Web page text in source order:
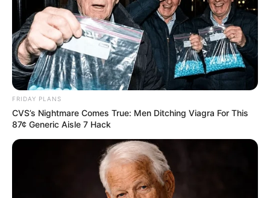
FRIDAY PLANS
CVS’s Nightmare Comes True: Men Ditching Viagra For This
87¢ Generic Aisle 7 Hack